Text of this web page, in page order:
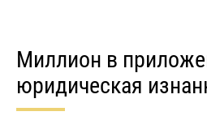
Миллион в
юридическая